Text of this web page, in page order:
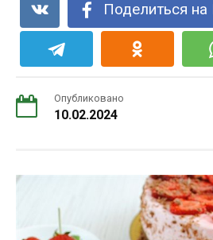
Поделиться на
Опубликовано
10.02.2024